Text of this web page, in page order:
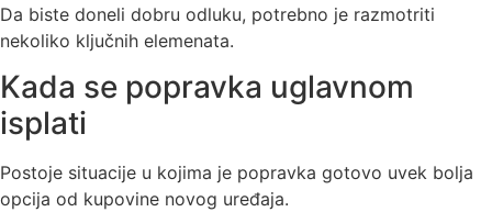
Da biste doneli dobru odluku, potrebno je razmotriti
nekoliko ključnih elemenata.
Kada se popravka uglavnom
isplati
Postoje situacije u kojima je popravka gotovo uvek bolja
opcija od kupovine novog uređaja.